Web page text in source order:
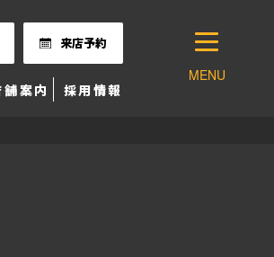
来店予約
舗案内 採用情報
MENU